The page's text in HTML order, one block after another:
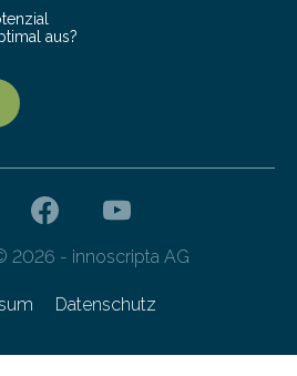
aus?
2026 - innoscripta AG
Datenschutz